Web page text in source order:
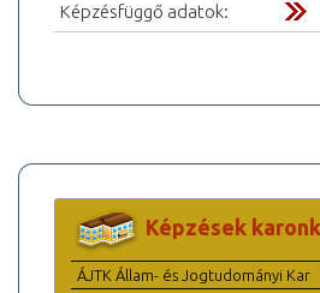
Képzésfüggő adatok:
Képzések
ÁJTK Állam- és Jogtudományi Kar